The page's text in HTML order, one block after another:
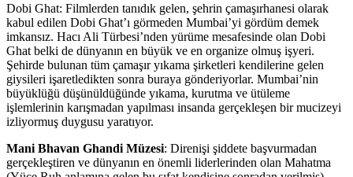
Dobi Ghat: Filmlerden tanıdık gelen, şehrin çamaşırhanesi olarak
kabul edilen Dobi Ghat’ı görmeden Mumbai’yi gördüm demek
imkansız. Hacı Ali Türbesi’nden yürüme mesafesinde olan Dobi
Ghat belki de dünyanın en büyük ve en organize olmuş işyeri.
Şehirde bulunan tüm çamaşır yıkama şirketleri kendilerine gelen
giysileri işaretledikten sonra buraya gönderiyorlar. Mumbai’nin
büyüklüğü düşünüldüğünde yıkama, kurutma ve ütüleme
işlemlerinin karışmadan yapılması insanda gerçekleşen bir mucizeyi
izliyormuş duygusu yaratıyor.
Mani Bhavan Ghandi Müzesi: Direnişi şiddete başvurmadan
gerçekleştiren ve dünyanın en önemli liderlerinden olan Mahatma